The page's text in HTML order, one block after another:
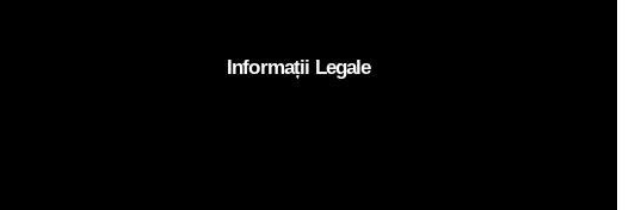
Informații Legale